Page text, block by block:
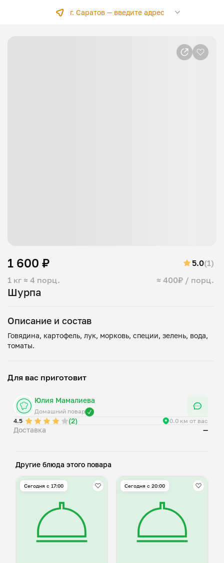
г. Саратов —введите адрес
Шурпа
1 кг ≈ 4 порц. ≈ 400₽ / порц.
1 600 ₽ 5.0(1)
Описание и состав
Говядина, картофель, лук, морковь, специи, зелень, вода,
Для вас приготовит
Юлия Мамалиева
Домашний повар
4.5
(2) 0.0 км от вас
Доставка —
Другие блюда этого повара
Сегодня с 17:00 Сегодня с 20:00